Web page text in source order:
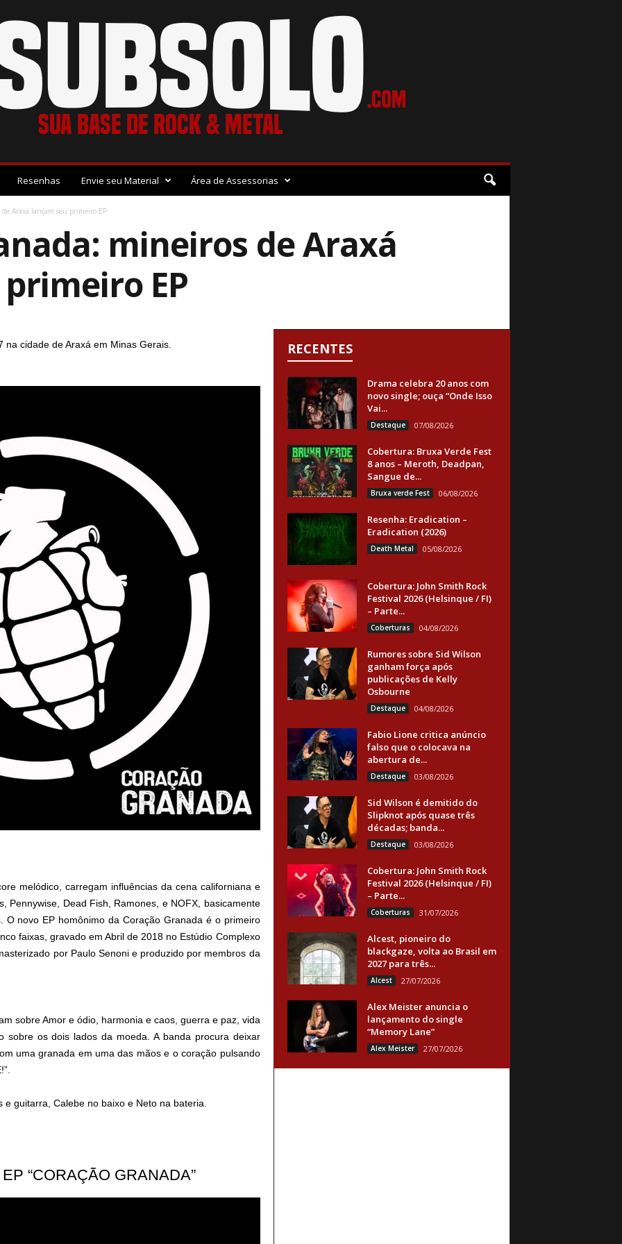
Resenhas Envie seu Material Área de Assessorias
Araxá lançam seu primeiro EP
mineiros de Araxá
EP
cidade de Araxá em Minas Gerais.
melódico, carregam influências da cena californiana e
Pennywise, Dead Fish, Ramones, e NOFX , basicamente
O novo EP homônimo da Coração Granada é o primeiro
faixas, gravado em Abril de 2018 no Estúdio Complexo
por Paulo Senoni e produzido por membros da
sobre Amor e ódio, harmonia e caos, guerra e paz, vida
sobre os dois lados da moeda. A banda procura deixar
uma granada em uma das mãos e o coração pulsando
guitarra, Calebe no baixo e Neto na bateria.
“CORAÇÃO GRANADA”
RECENTES
Drama celebra 20 anos com
novo single; ouça “Onde Isso
Vai...
Destaque 07/08/2026
Cobertura: Bruxa Verde Fest
8 anos – Meroth, Deadpan,
Sangue de...
Bruxa verde Fest 06/08/2026
Resenha: Eradication –
Eradication (2026)
Death Metal 05/08/2026
Cobertura: John Smith Rock
Festival 2026 (Helsinque / FI)
– Parte...
Coberturas 04/08/2026
Rumores sobre Sid Wilson
ganham força após
publicações de Kelly
Osbourne
Destaque 04/08/2026
Fabio Lione critica anúncio
falso que o colocava na
abertura de...
Destaque 03/08/2026
Sid Wilson é demitido do
Slipknot após quase três
décadas; banda...
Destaque 03/08/2026
Cobertura: John Smith Rock
Festival 2026 (Helsinque / FI)
– Parte...
Coberturas 31/07/2026
Alcest, pioneiro do
blackgaze, volta ao Brasil em
2027 para três...
Alcest 27/07/2026
Alex Meister anuncia o
lançamento do single
“Memory Lane”
Alex Meister 27/07/2026